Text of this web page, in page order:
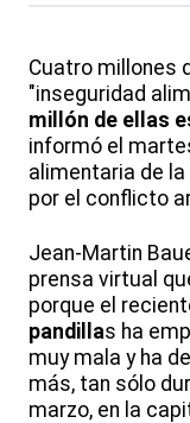
Cuatro millones
"inseguridad
millón de ellas
informó el
alimentaria de la
por el conflicto
Jean-Martin
prensa virtual
porque el
pandillas ha
muy mala y ha
más, tan sólo
marzo, en la